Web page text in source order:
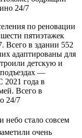
24/7
по реновации
пятиэтажек
Всего в здании 552
адаптированы для
детскую и
—
2021 года в
Всего в
24/7
небо стало совсем
очень